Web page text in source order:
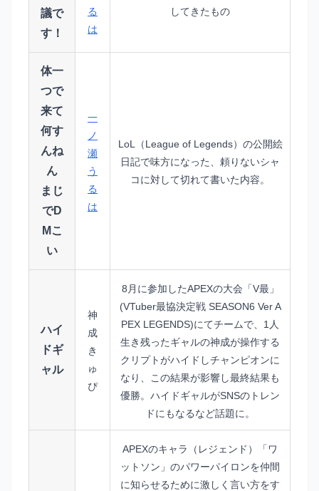
議で
す！
る
は
してきたもの
体一
つで
来て
何す
んね
ん
まじ
でD
Mこ
い
一
ノ
瀬
う
る
は
LoL（League of Legends）の公開絵
日記で味方になった、頼りないシャ
コに対して切れて書いた内容。
ハイ
ドギ
ャル
神
成
き
ゅ
ぴ
8月に参加したAPEXの大会「V最」
(VTuber最協決定戦 SEASON6 Ver A
PEX LEGENDS)にてチームで、1人
生き残ったギャルの神成が操作する
クリプトがハイドしチャンピオンに
なり、この結果が影響し最終結果も
優勝。ハイドギャルがSNSのトレン
ドにもなるなど話題に。
APEXのキャラ（レジェンド）「ワ
ットソン」のパワーパイロンを仲間
に知らせるために激しく言い方をす